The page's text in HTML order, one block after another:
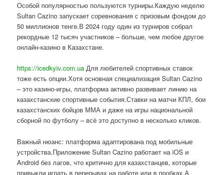
Особой популярностью пользуются турниры.Каждую неделю
Sultan Cazino запускает соревнования с призовым фондом до
50 миллионов тенге.В 2024 году один из турниров собрал
рекордные 12 тысяч участников – больше, чем любое другое
онлайн-казино в Казахстане.
https://icedkyiv.com.ua Для любителей спортивных ставок
тоже есть опции.Хотя основная специализация Sultan Cazino
– это казино-игры, платформа активно развивает линию на
казахстанские спортивные события.Ставки на матчи КПЛ, бои
казахстанских бойцов ММА и даже на игры национальной
сборной по футболу – всё это доступно в несколько кликов.
Важный нюанс: платформа адаптирована под мобильные
устройства.Приложение Sultan Cazino работает на iOS и
Android без лагов, что критично для казахстанцев, которые
привыкли играть в перерывах на работе или в пробках.А